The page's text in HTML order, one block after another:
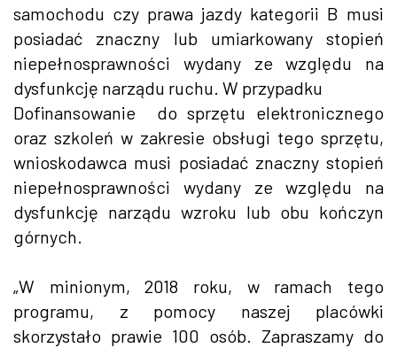
samochodu czy prawa jazdy kategorii B musi
posiadać znaczny lub umiarkowany stopień
niepełnosprawności wydany ze względu na
dysfunkcję narządu ruchu. W przypadku
Dofinansowanie do sprzętu elektronicznego
oraz szkoleń w zakresie obsługi tego sprzętu,
wnioskodawca musi posiadać znaczny stopień
niepełnosprawności wydany ze względu na
dysfunkcję narządu wzroku lub obu kończyn
górnych.
„W minionym, 2018 roku, w ramach tego
programu, z pomocy naszej placówki
skorzystało prawie 100 osób. Zapraszamy do